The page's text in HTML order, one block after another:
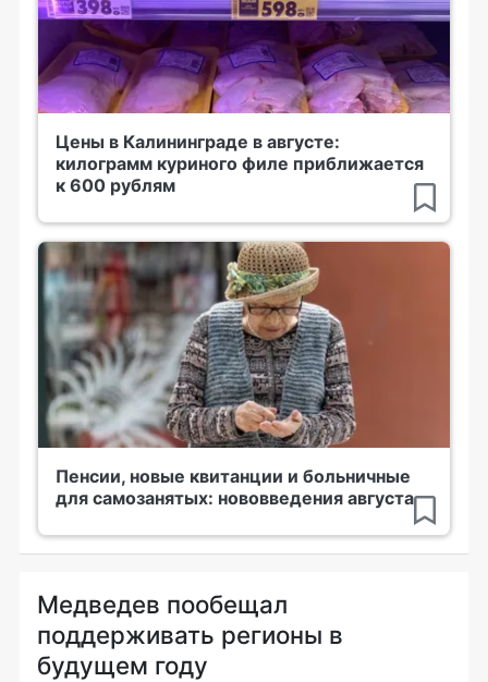
Цены в Калининграде в августе:
килограмм куриного филе приближается
к 600 рублям
Пенсии, новые квитанции и больничные
для самозанятых: нововведения августа
Медведев пообещал
поддерживать регионы в
будущем году